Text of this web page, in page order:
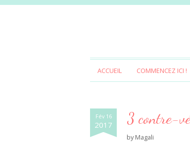
ACCUEIL COMMENCEZ ICI !
Fév 16
2017 3 contre-
byMagali